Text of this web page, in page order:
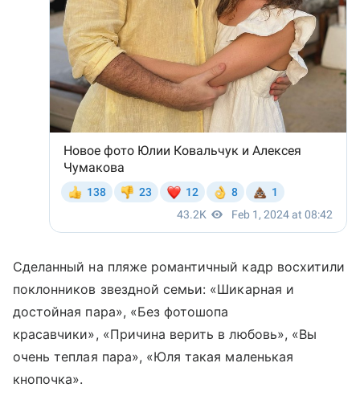
Сделанный на пляже романтичный кадр восхитили
поклонников звездной семьи: «Шикарная и
достойная пара», «Без фотошопа
красавчики», «Причина верить в любовь», «Вы
очень теплая пара», «Юля такая маленькая
кнопочка».